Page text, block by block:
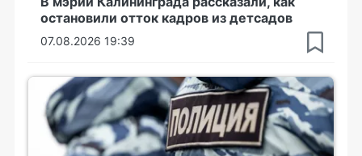
остановили отток кадров из детсадов
07.08.2026 19:39